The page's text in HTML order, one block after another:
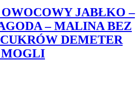
JABŁKO –
– MALINA BEZ
DEMETER
MOGLI